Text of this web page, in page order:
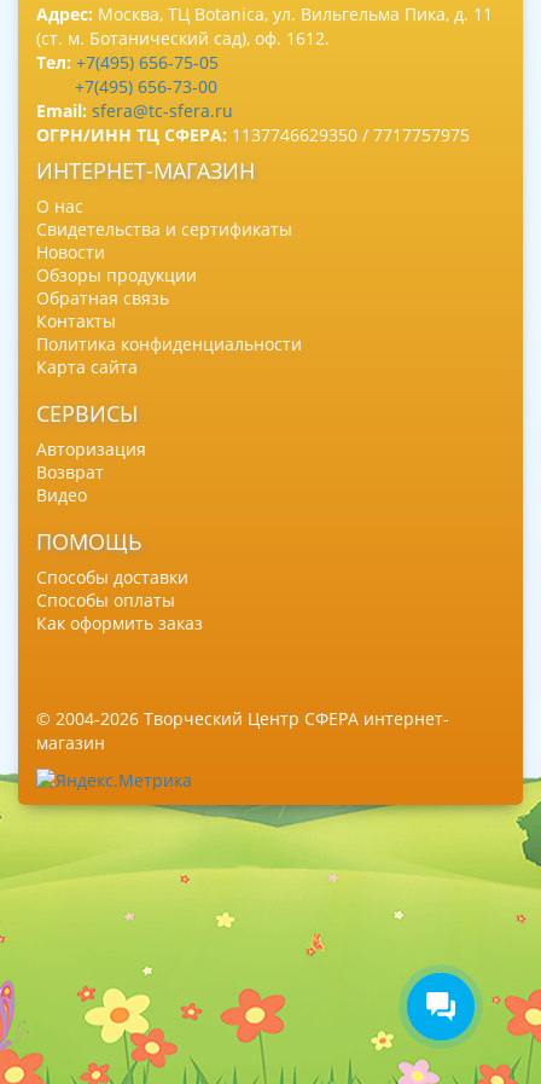
Адрес: Москва, ТЦ Botanica, ул. Вильгельма Пика, д. 11
(ст. м. Ботанический сад), оф. 1612.
Тел: +7(495) 656-75-05
+7(495) 656-73-00
Email: sfera@tc-sfera.ru
ОГРН/ИНН ТЦ СФЕРА: 1137746629350 / 7717757975
ИНТЕРНЕТ-МАГАЗИН
О нас
Свидетельства и сертификаты
Новости
Обзоры продукции
Обратная связь
Контакты
Политика конфиденциальности
Карта сайта
СЕРВИСЫ
Авторизация
Возврат
Видео
ПОМОЩЬ
Способы доставки
Способы оплаты
Как оформить заказ
© 2004-2026 Творческий Центр СФЕРА интернет-
магазин